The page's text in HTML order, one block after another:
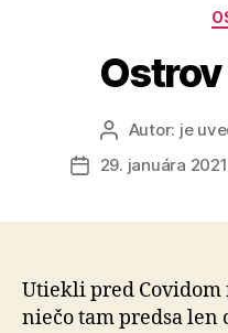
Autor
článku
Autor: je
Dátum
29. januára 2021
Utiekli pred Covidom
niečo tam predsa len